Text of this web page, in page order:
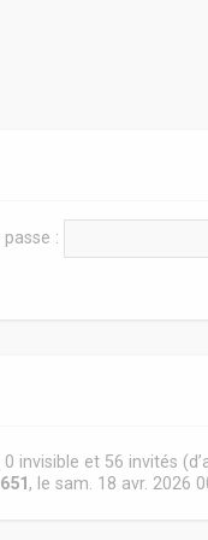
:
invisible et 56 invités
651 , le sam. 18 avr. 2026